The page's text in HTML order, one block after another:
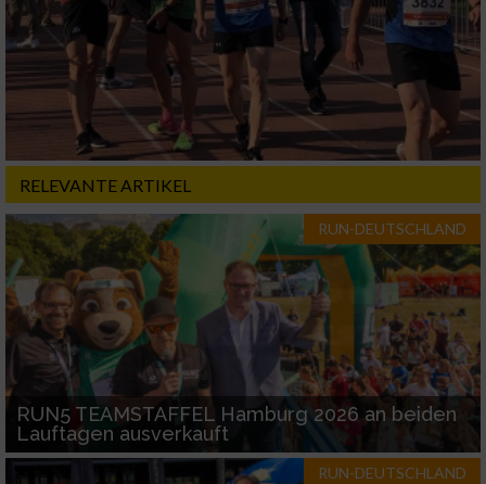
RELEVANTE ARTIKEL
RUN-DEUTSCHLAND
RUN5 TEAMSTAFFEL Hamburg 2026 an beiden
Lauftagen ausverkauft
RUN-DEUTSCHLAND